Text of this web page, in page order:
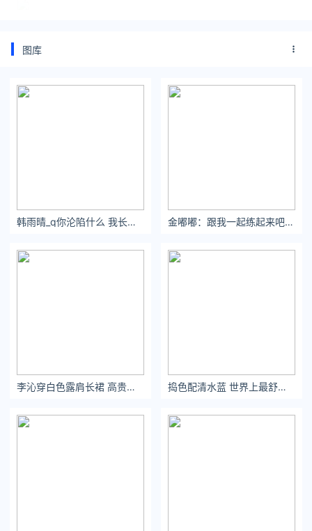
不可能让你养各种宠物，也很难做到刚入学一夜之间就把宿舍布
失真
真正 的，还得在各位天选之人毕业之后。
房租是你靠吃单价30+的自热小火锅省下来的吗？
图库
韩雨晴_q你沦陷什么 我长得像沼泽吗？ 金嘟嘟：跟我一起练起来吧 #本草纲目毽子操挑战 #全网有多少刘畊宏女孩
李沁穿白色露肩长裙 高贵优雅气质满分 捣色配清水蓝 世界上最舒服的配色